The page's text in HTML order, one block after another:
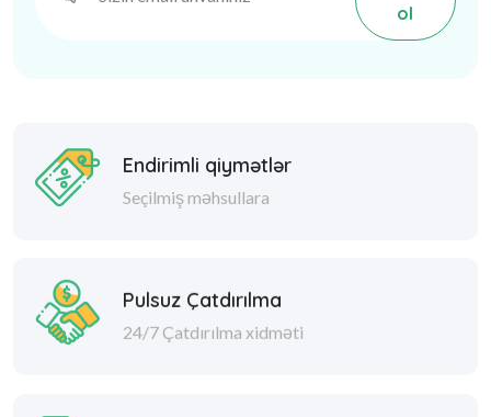
ol
Endirimli qiymətlər
Seçilmiş məhsullara
Pulsuz Çatdırılma
24/7 Çatdırılma xidməti